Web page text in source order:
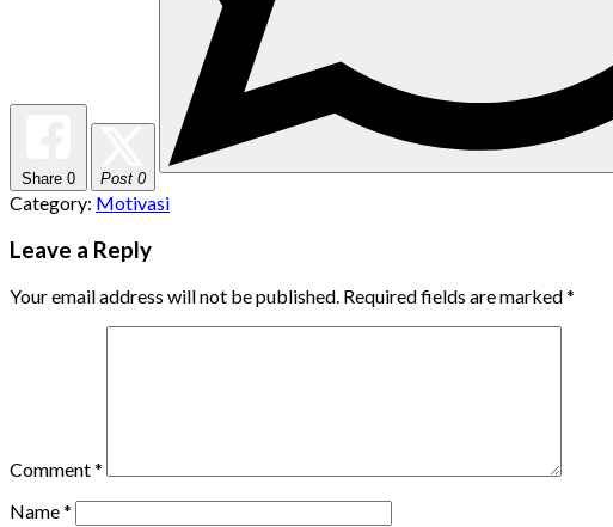
Share 0 Post 0
Category: Motivasi
Leave a Reply
Your email address will not be published. Required fields are marked*
Comment*
Name*